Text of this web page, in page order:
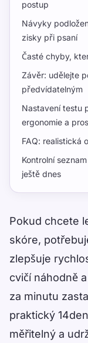
postup
Návyky
zisky při psaní
Časté chyby,
Závěr: udělejte
předvídatelným
Nastavení testu
ergonomie a
FAQ: realistická
Kontrolní
ještě dnes
Pokud chcete
skóre,
zlepšuje
cvičí náhodně
za minutu
praktický
měřitelný a